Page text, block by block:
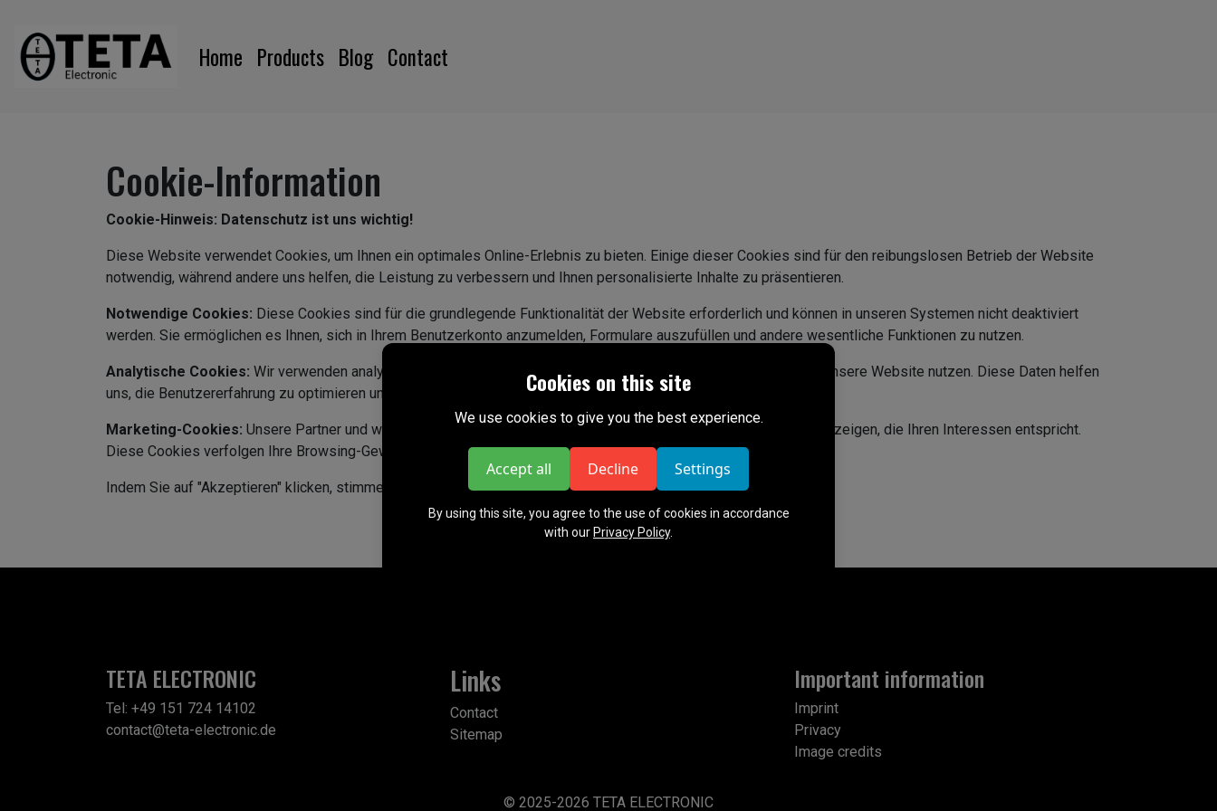
Home Products Blog Contact
Cookie-Information
Cookie-Hinweis: Datenschutz ist uns wichtig!
Diese Website verwendet Cookies, um Ihnen ein optimales Online-Erlebnis zu bieten. Einige dieser Cookies sind für den reibungslosen Betrieb der Website
notwendig, während andere uns helfen, die Leistung zu verbessern und Ihnen personalisierte Inhalte zu präsentieren.
Notwendige Cookies: Diese Cookies sind für die grundlegende Funktionalität der Website erforderlich und können in unseren Systemen nicht deaktiviert
werden. Sie ermöglichen es Ihnen, sich in Ihrem Benutzerkonto anzumelden, Formulare auszufüllen und andere wesentliche Funktionen zu nutzen.
Analytische Cookies: Wir verwenden analytische Cookies, um Informationen darüber zu sammeln, wie Besucher unsere Website nutzen. Diese Daten helfen
uns, die Benutzererfahrung zu optimieren und unsere Website ständig zu verbessern.
Marketing-Cookies: Unsere Partner und wir verwenden Marketing-Cookies, um Ihnen personalisierte Werbung zu zeigen, die Ihren Interessen entspricht.
Diese Cookies verfolgen Ihre Browsing-Gewohnheiten, um Anzeigen zu präsentieren, die für Sie relevant sind.
Indem Sie auf "Akzeptieren" klicken, stimmen Sie der Verwendung aller Cookies zu.
Cookies on this site
We use cookies to give you the best experience.
Accept all Decline Settings
By using this site, you agree to the use of cookies in accordance
with our Privacy Policy.
TETA ELECTRONIC
Tel: +49 151 724 14102
contact@teta-electronic.de
Links
Contact
Sitemap
Important information
Imprint
Privacy
Image credits
© 2025-2026 TETA ELECTRONIC